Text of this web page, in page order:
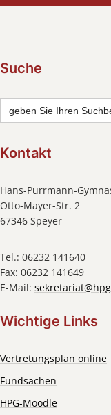
Suche
Search
for:
Kontakt
Hans-Purrmann-
Otto-Mayer-Str. 2
67346 Speyer
Tel.: 06232 141640
Fax: 06232 141649
E-Mail:
Wichtige Links
Vertretungsplan online
Fundsachen
HPG-Moodle